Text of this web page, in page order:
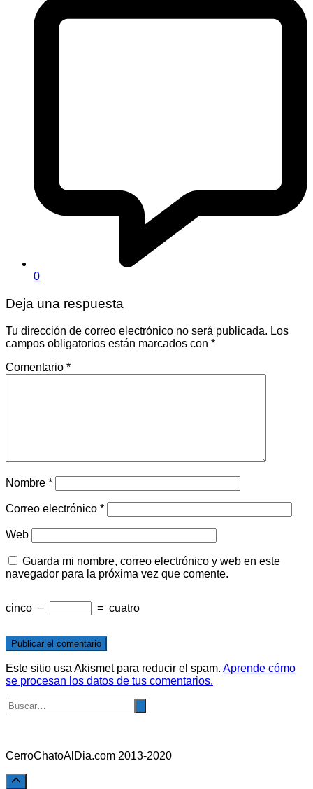
0
Deja una respuesta
Tu dirección de correo electrónico no será publicada. Los
campos obligatorios están marcados con *
Comentario *
Nombre *
Correo electrónico *
Web
Guarda mi nombre, correo electrónico y web en este
navegador para la próxima vez que comente.
cinco − = cuatro
Este sitio usa Akismet para reducir el spam. Aprende cómo
se procesan los datos de tus comentarios.
CerroChatoAlDia.com 2013-2020